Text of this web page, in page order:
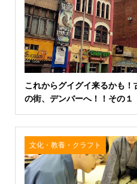
これからグイグイ来るかも
の街、デンバーへ！！その
文化・教養・クラフト